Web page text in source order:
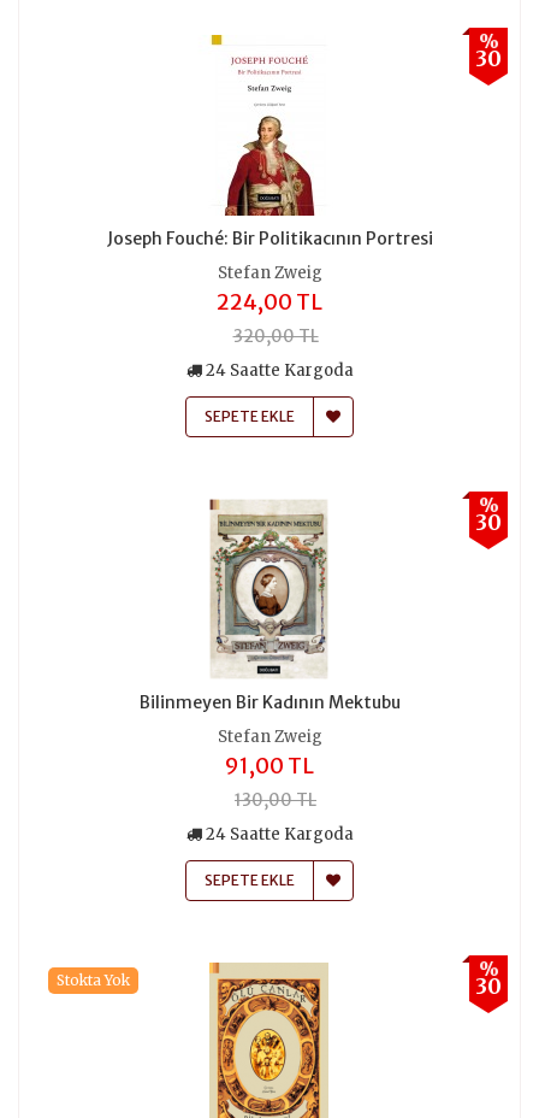
%
30
Joseph Fouché: Bir Politikacının Portresi
Stefan Zweig
224,00 TL
320,00 TL
24 Saatte Kargoda
SEPETE EKLE
%
30
Bilinmeyen Bir Kadının Mektubu
Stefan Zweig
91,00 TL
130,00 TL
24 Saatte Kargoda
SEPETE EKLE
%
30
Stokta Yok